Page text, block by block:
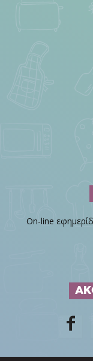
On-line